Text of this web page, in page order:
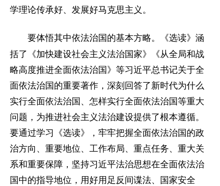
学理论传承好、发展好马克思主义。
要体悟其中依法治国的基本方略。
《选读》涵
括了《加快建设社会主义法治国家》《从全局和战
略高度推进全面依法治国》等习近平总书记关于全
面依法治国的重要著作，深刻回答了新时代为什么
实行全面依法治国、怎样实行全面依法治国等重大
问题，为推进社会主义法治建设提供了根本遵循。
要通过学习《选读》，牢牢把握全面依法治国的政
治方向、重要地位、工作布局、重点任务、重大关
系和重要保障，坚持习近平法治思想在全面依法治
国中的指导地位，用好用足反间谍法、国家安全